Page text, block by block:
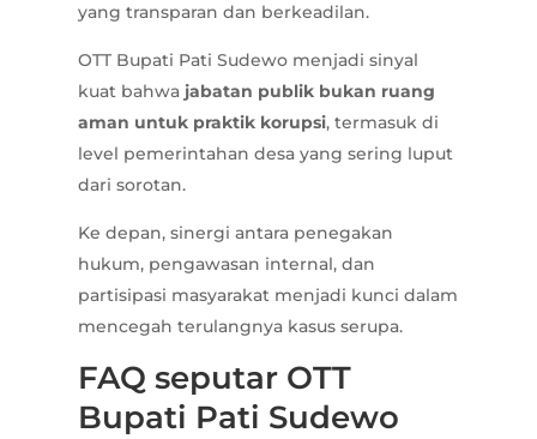
yang transparan dan berkeadilan.
OTT Bupati Pati Sudewo menjadi sinyal
kuat bahwa jabatan publik bukan ruang
aman untuk praktik korupsi, termasuk di
level pemerintahan desa yang sering luput
dari sorotan.
Ke depan, sinergi antara penegakan
hukum, pengawasan internal, dan
partisipasi masyarakat menjadi kunci dalam
mencegah terulangnya kasus serupa.
FAQ seputar OTT
Bupati Pati Sudewo